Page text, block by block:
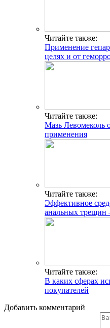
Читайте также:
Применение
целях и от
Читайте также:
Мазь Левомеколь
применения
Читайте также:
Эффективное
анальных
Читайте также:
В каких сферах
покупателей
Добавить комментарий